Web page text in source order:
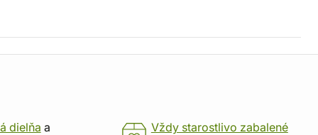
dielňa a
Vždy starostlivo zabalené